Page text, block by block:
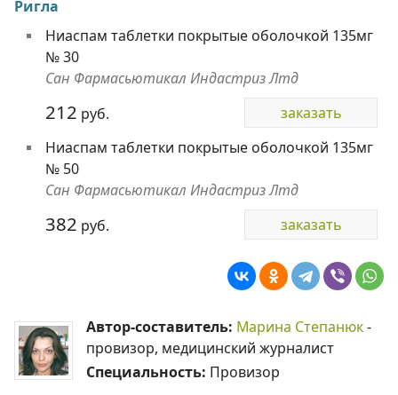
Ригла
Ниаспам таблетки покрытые оболочкой 135мг
№ 30
Сан Фармасьютикал Индастриз Лтд
212 руб.
заказать
Ниаспам таблетки покрытые оболочкой 135мг
№ 50
Сан Фармасьютикал Индастриз Лтд
382 руб. заказать
Автор-составитель: Марина Степанюк-
провизор, медицинский журналист
Специальность: Провизор